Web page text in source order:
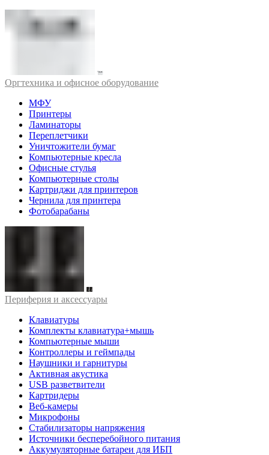
Оргтехника и офисное оборудование
МФУ
Принтеры
Ламинаторы
Переплетчики
Уничтожители бумаг
Компьютерные кресла
Офисные стулья
Компьютерные столы
Картриджи для принтеров
Чернила для принтера
Фотобарабаны
Периферия и аксессуары
Клавиатуры
Комплекты клавиатура+мышь
Компьютерные мыши
Контроллеры и геймпады
Наушники и гарнитуры
Активная акустика
USB разветвители
Картридеры
Веб-камеры
Микрофоны
Стабилизаторы напряжения
Источники бесперебойного питания
Аккумуляторные батареи для ИБП